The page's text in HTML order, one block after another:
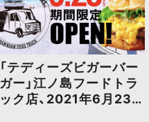
「テディーズビガーバー
ガー」江ノ島フードトラ
ック店、2021年6月23